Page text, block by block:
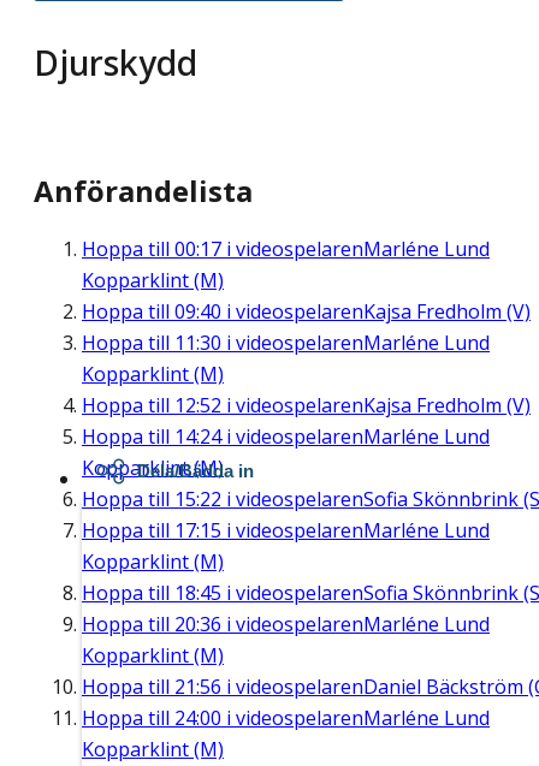
Djurskydd
Anförandelista
Hoppa till 00:17 i videospelarenMarléne Lund
Kopparklint (M)
Hoppa till 09:40 i videospelarenKajsa Fredholm (V)
Hoppa till 11:30 i videospelarenMarléne Lund
Kopparklint (M)
Hoppa till 12:52 i videospelarenKajsa Fredholm (V)
Hoppa till 14:24i videospelarenMarléne Lund
Kopparklint (M)
Hoppa till 15:22 i videospelarenSofia Skönnbrink
Hoppa till 17:15 i videospelarenMarléne Lund
Kopparklint (M)
Hoppa till 18:45 i videospelarenSofia Skönnbrink
Hoppa till 20:36 i videospelarenMarléne Lund
Kopparklint (M)
Hoppa till 21:56 i videospelarenDaniel Bäckström
Hoppa till 24:00 i videospelarenMarléne Lund
Kopparklint (M)
Dela/Bädda in